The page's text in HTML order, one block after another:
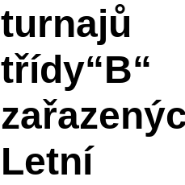
turnajů
třídy“B“
Letní